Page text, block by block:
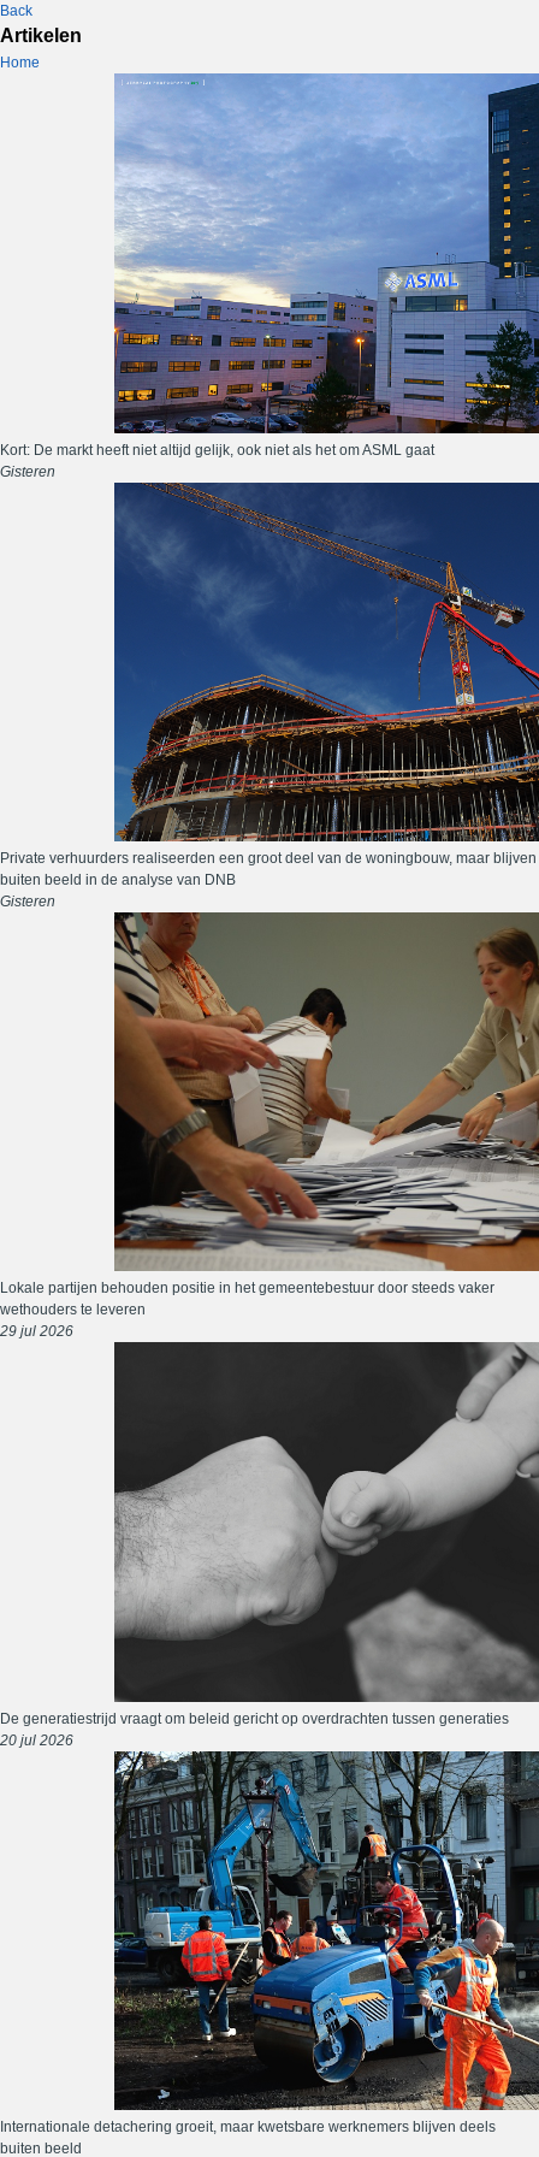
Back
Artikelen
Home
Kort: De markt heeft niet altijd gelijk, ook niet als het om ASML gaat
Gisteren
Private verhuurders realiseerden een groot deel van de woningbouw, maar blijven
buiten beeld in de analyse van DNB
Gisteren
Lokale partijen behouden positie in het gemeentebestuur door steeds vaker
wethouders te leveren
29 jul 2026
De generatiestrijd vraagt om beleid gericht op overdrachten tussen generaties
20 jul 2026
Internationale detachering groeit, maar kwetsbare werknemers blijven deels
buiten beeld